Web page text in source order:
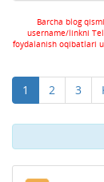
Barcha blog
username/linkni
foydalanish oqibatlari
1 2 3